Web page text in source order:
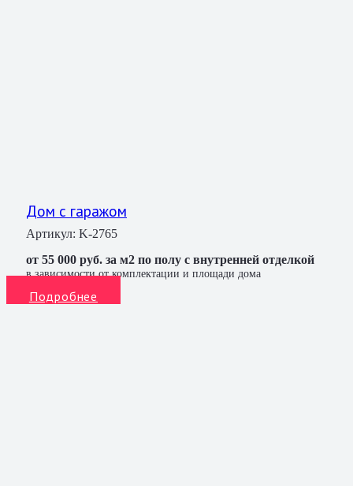
Дом с гаражом
Артикул: K-2765
от 55 000 руб. за м2 по полу с внутренней отделкой
в зависимости от комплектации и площади дома
Подробнее